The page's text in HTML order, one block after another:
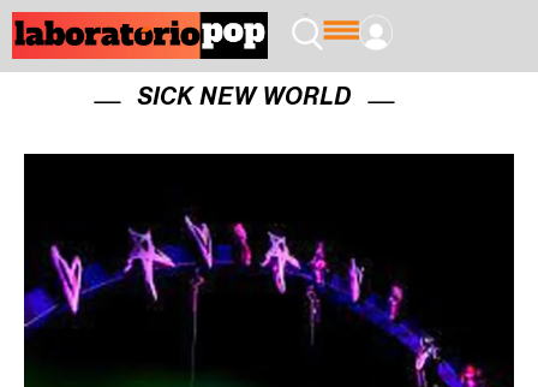
SICK NEW WORLD